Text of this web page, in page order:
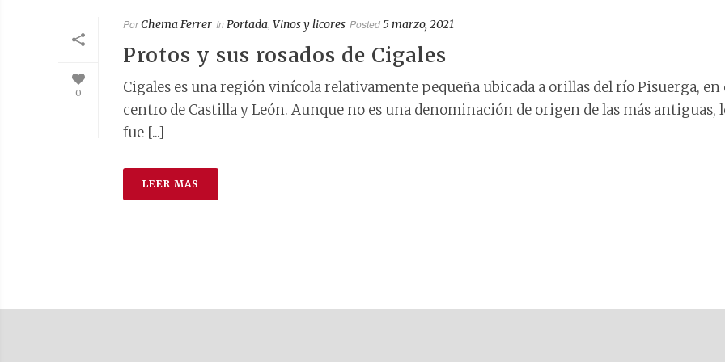
0
PorChema Ferrer In Portada Vinos y licores Posted5 marzo, 2021
Protos y sus rosados de Cigales
Cigales es una región vinícola relativamente pequeña ubicada a orillas del río Pisuerga, en
centro de Castilla y León. Aunque no es una denominación de origen de las más antiguas,
fue [...]
LEER MAS